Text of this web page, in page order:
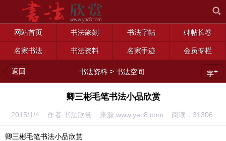
网站首页 书法篆刻 书法字帖 碑帖长卷
名家书法 书法资料 名家手迹 会员专栏
返回 书法资料 >书法空间 字+
卿三彬毛笔书法小品欣赏
2015/1/4 作者:书法欣赏 来源:www.yac8.com 阅读： 31306
卿三彬毛笔书法小品欣赏